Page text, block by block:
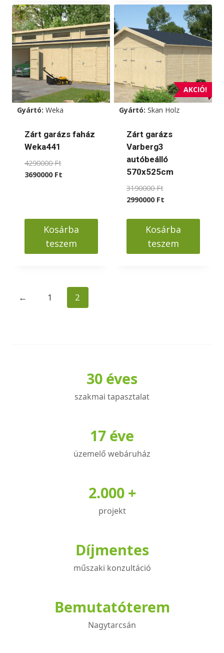
a
terméknek
több
variációja
van.
változatok
a
termékoldalon
választhatók
ki
Gyártó: Weka
Zárt garázs faház
Weka441
4290000FtOriginal
price
3690000 FtCurrent
Kosárba
teszem
AKCIÓ!
Gyártó: Skan Holz
Zárt garázs
Varberg3
autóbeálló
570x525cm
3190000FtOriginal
price
3190000 Ft.
2990000 FtCurrent
is:
2990000 Ft.
Kosárba
teszem
← 1 2
30 éves
szakmai tapasztalat
17 éve
üzemelő webáruház
2.000 +
projekt
Díjmentes
műszaki konzultáció
Bemutatóterem
Nagytarcsán